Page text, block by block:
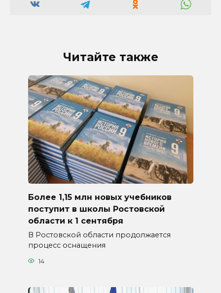
Читайте также
Более 1,15 млн новых учебников
поступит в школы Ростовской
области к 1 сентября
В Ростовской области продолжается
процесс оснащения
14